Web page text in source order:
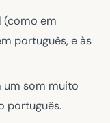
(como em
português, e às
um som muito
português.